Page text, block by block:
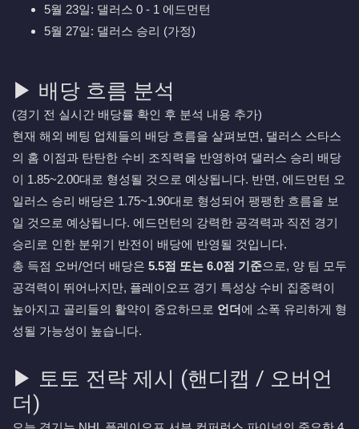
5월 23일: 댈러스 0 - 1 에드먼턴
5월 27일: 댈러스 승리 (가정)
▶ 배당 흐름 분석
(경기 전 실시간 배당률 확인 후 분석 내용 추가)
현재 해외 베팅 업체들의 배당 흐름을 살펴보면, 댈러스 스타스
의 홈 이점과 탄탄한 수비 조직력을 반영하여 댈러스 승리 배당
이 1.85~2.00대로 형성될 것으로 예상됩니다. 반면, 에드먼턴 오
일러스 승리 배당은 1.75~1.90대로 형성되어 팽팽한 흐름을 보
일 것으로 예상됩니다. 에드먼턴의 강력한 공격력과 직전 경기
승리로 인한 분위기 반전이 배당에 반영될 것입니다.
총 득점 오버/언더 배당은 5.5점 또는 6.0점 기준으로, 양 팀 모두
공격력이 뛰어나지만, 플레이오프 경기 특성상 수비 집중력이
높아지고 골리들의 활약이 중요하므로 언더에 소폭 유리하게 형
성될 가능성이 높습니다.
▶ 토토 전략 제시 (핸디캡 / 오버언
더)